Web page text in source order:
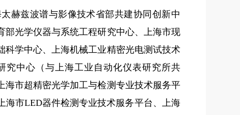
赫兹波谱与影像技术省部共建协同创新中
光学仪器与系统工程研究中心、上海市现
学中心、上海机械工业精密光电测试技术
究中心（与上海工业自动化仪表研究所共
市超精密光学加工与检测专业技术服务平
海市LED器件检测专业技术服务平台、上海